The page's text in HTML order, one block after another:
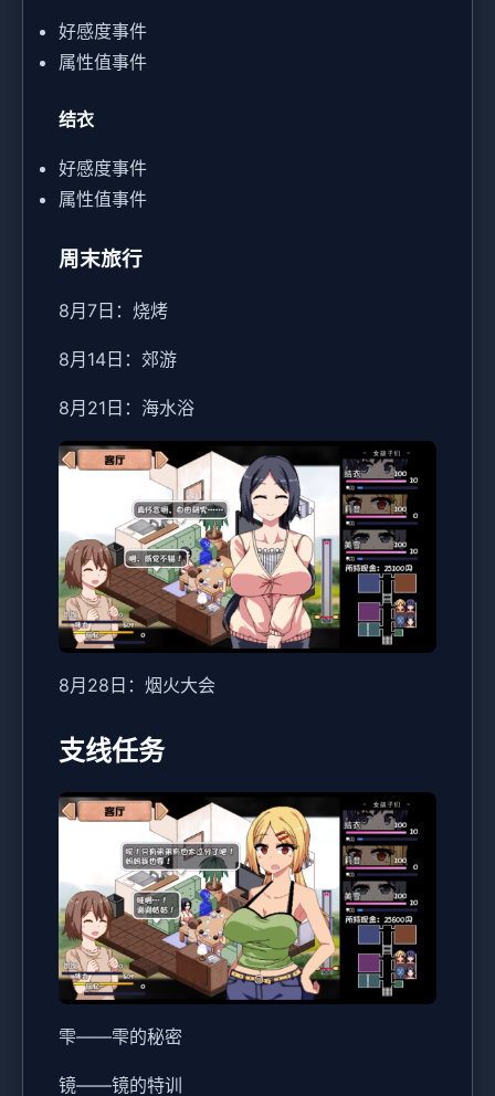
好感度事件
属性值事件
结衣
好感度事件
属性值事件
周末旅行
8月7日：烧烤
8月14日：郊游
8月21日：海水浴
8月28日：烟火大会
支线任务
雫——雫的秘密
镜——镜的特训